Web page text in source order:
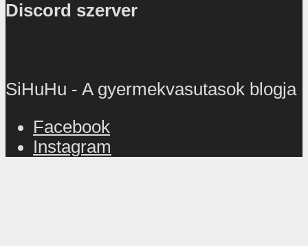
Discord szerver
SiHuHu - A gyermekvasutasok blogja
Facebook
Instagram